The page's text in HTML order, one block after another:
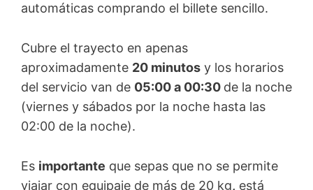
automáticas comprando el billete sencillo.
Cubre el trayecto en apenas
aproximadamente 20 minutos y los horarios
del servicio van de 05:00 a 00:30 de la noche
(viernes y sábados por la noche hasta las
02:00 de la noche).
Es importante que sepas que no se permite
viajar con equipaje de más de 20 kg, está